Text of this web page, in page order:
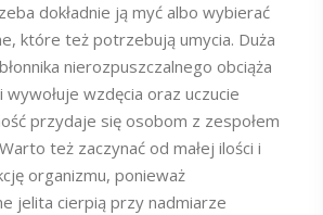
dokładnie ją myć albo wybierać
które też potrzebują umycia. Duża
nierozpuszczalnego obciąża
wywołuje wzdęcia oraz uczucie
przydaje się osobom z zespołem
też zaczynać od małej ilości i
organizmu, ponieważ
jelita cierpią przy nadmiarze